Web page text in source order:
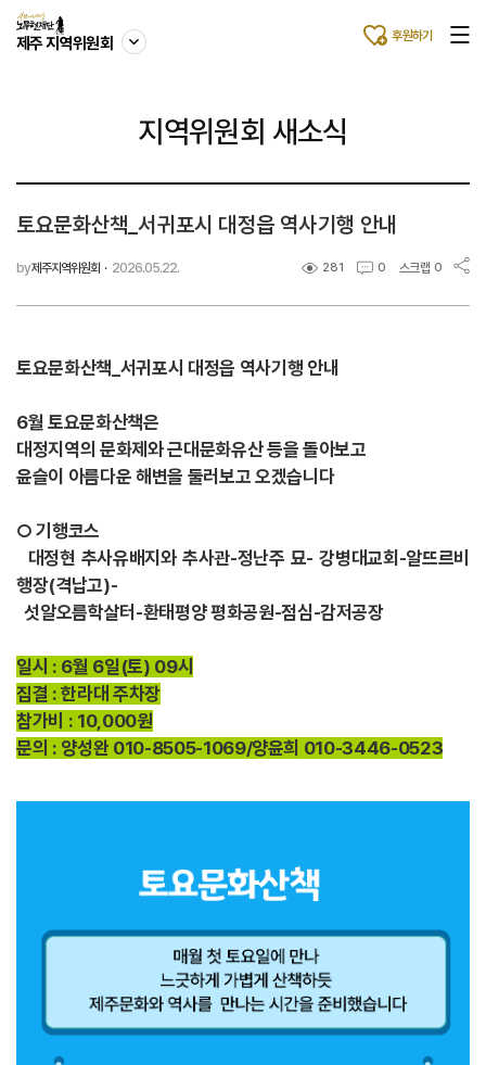
제주 지역위원회 후원하기
지역위원회 새소식
토요문화산책_서귀포시 대정읍 역사기행 안내
by제주지역위원회 · 2026.05.22. 281 0 스크랩 0
토요문화산책_서귀포시 대정읍 역사기행 안내
6월 토요문화산책은
대정지역의 문화제와 근대문화유산 등을 돌아보고
윤슬이 아름다운 해변을 둘러보고 오겠습니다
○ 기행코스
대정현 추사유배지와 추사관-정난주 묘- 강병대교회-알뜨르비
행장(격납고)-
섯알오름학살터-환태평양 평화공원-점심-감저공장
일시 : 6월 6일(토) 09시
집결 : 한라대 주차장
참가비 : 10,000원
문의 : 양성완 010-8505-1069/양윤희 010-3446-0523